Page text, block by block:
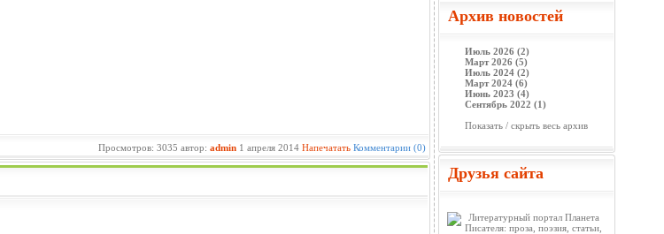
Просмотров: 3035 автор: admin1 апреля 2014 Напечатать Комментарии (0)
Архив новостей
Июль 2026 (2)
Март 2026 (5)
Июль 2024 (2)
Март 2024 (6)
Июнь 2023 (4)
Сентябрь 2022 (1)
Показать / скрыть весь архив
Друзья сайта